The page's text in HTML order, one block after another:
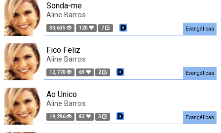
Sonda-me
Aline Barros
30,635 120 7 Evangélicas
Fico Feliz
Aline Barros
12,770 69 2 Evangélicas
Ao Unico
Aline Barros
19,296 83 3 Evangélicas